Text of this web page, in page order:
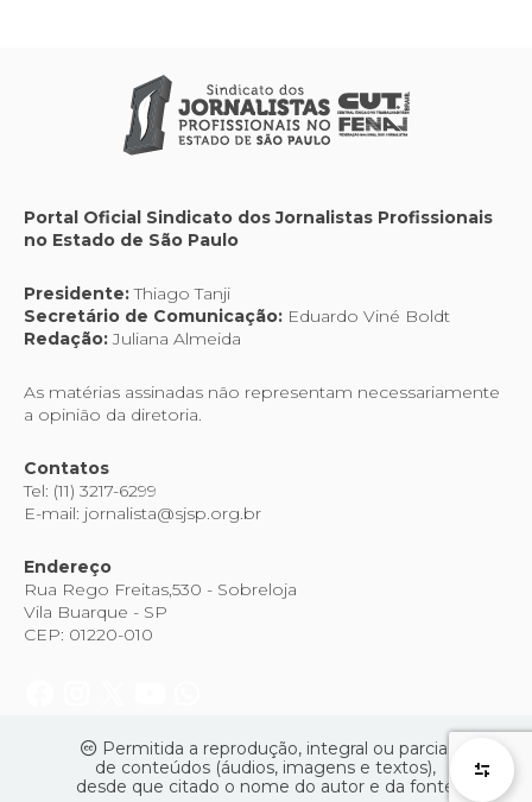
Portal Oficial Sindicato dos Jornalistas Profissionais
no Estado de São Paulo
Presidente:Thiago Tanji
Secretário de Comunicação: Eduardo Viné Boldt
Redação:Juliana Almeida
As matérias assinadas não representam necessariamente
a opinião da diretoria.
Contatos
Tel: (11) 3217-6299
E-mail: jornalista@sjsp.org.br
Endereço
Rua Rego Freitas,530 - Sobreloja
Vila Buarque - SP
CEP: 01220-010
Permitida a reprodução, integral ou parcial
de conteúdos (áudios, imagens e textos),
desde que citado o nome do autor e da fonte